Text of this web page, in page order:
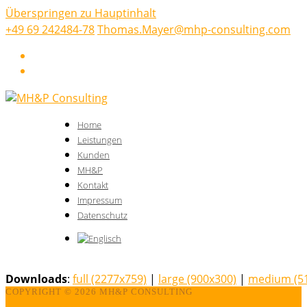
Überspringen zu Hauptinhalt
+49 69 242484-78Thomas.Mayer@mhp-consulting.com
Home
Leistungen
Kunden
MH&P
Kontakt
Impressum
Datenschutz
Downloads: full (2277x759) | large (900x300) | medium
COPYRIGHT © 2026 MH&P CONSULTING